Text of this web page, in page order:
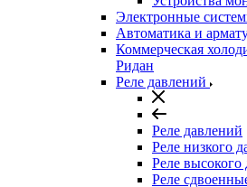
Электронные
Автоматика и
Коммерческая
Ридан
Реле давлений
Реле давлений
Реле низкого
Реле высокого
Реле